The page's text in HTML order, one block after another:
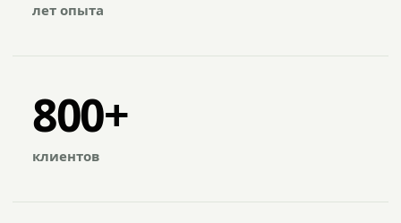
лет опыта
800+
клиентов